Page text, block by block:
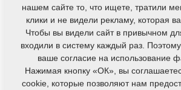
нашем сайте то, что ищете, тратили
клики и не видели рекламу, которая
Чтобы вы видели сайт в привычном
входили в систему каждый раз.
ваше согласие на использование
Нажимая кнопку «ОК», вы
cookie, которые позволяют нам